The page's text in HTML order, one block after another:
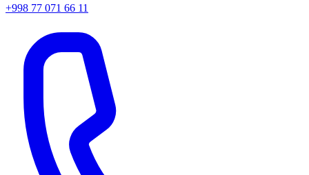
+998 77 071 66 11